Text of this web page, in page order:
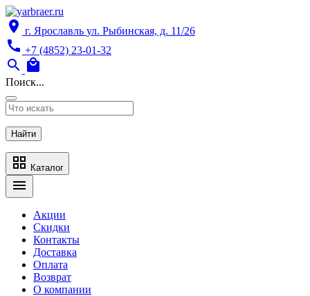
location_on г. Ярославль ул. Рыбинская, д. 11/26
call +7 (4852) 23-01-32
search local_mall
Поиск...
Найти
grid_view Каталог
menu
Акции
Скидки
Контакты
Доставка
Оплата
Возврат
О компании